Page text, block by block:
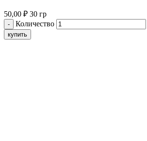
50,00 ₽ 30 гр
Количество
купить